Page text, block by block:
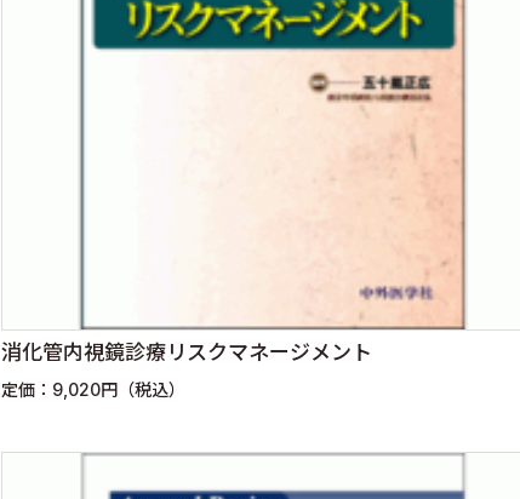
消化管内視鏡診療リスクマネージメント
定価：9,020円（税込）